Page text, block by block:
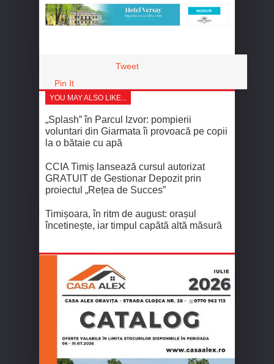
Tweet
Pin It
YOU MAY ALSO LIKE...
„Splash” în Parcul Izvor: pompierii
voluntari din Giarmata îi provoacă pe copii
la o bătaie cu apă
CCIA Timiș lansează cursul autorizat
GRATUIT de Gestionar Depozit prin
proiectul „Rețea de Succes”
Timișoara, în ritm de august: orașul
încetinește, iar timpul capătă altă măsură